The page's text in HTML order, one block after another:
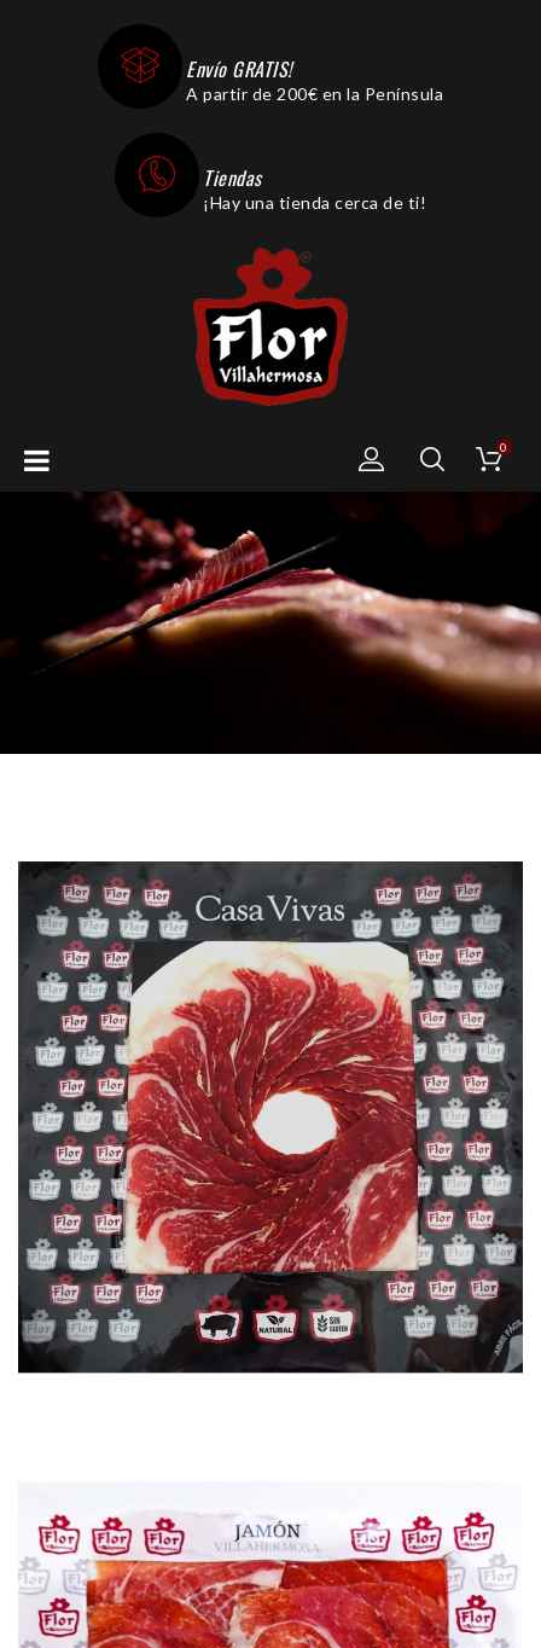
Envío GRATIS!
A partir de 200€ en la Península
Tiendas
¡Hay una tienda cerca de ti!
0